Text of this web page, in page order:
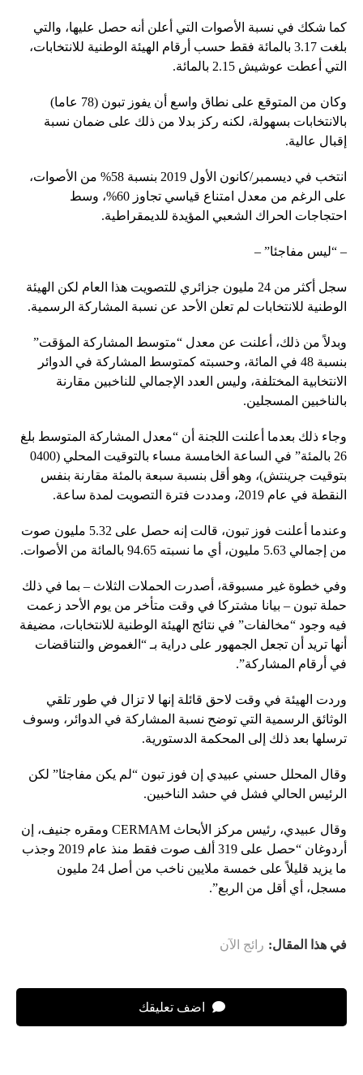
كما شكك في نسبة الأصوات التي أعلن أنه حصل عليها، والتي
بلغت 3.17 بالمائة فقط حسب أرقام الهيئة الوطنية للانتخابات،
التي أعطت عوشيش 2.15 بالمائة.
وكان من المتوقع على نطاق واسع أن يفوز تبون (78 عاما)
بالانتخابات بسهولة، لكنه ركز بدلا من ذلك على ضمان نسبة
إقبال عالية.
انتخب في ديسمبر/كانون الأول 2019 بنسبة 58% من الأصوات،
على الرغم من معدل امتناع قياسي تجاوز 60%، وسط
احتجاجات الحراك الشعبي المؤيدة للديمقراطية.
– “ليس مفاجئا” –
سجل أكثر من 24 مليون جزائري للتصويت هذا العام لكن الهيئة
الوطنية للانتخابات لم تعلن الأحد عن نسبة المشاركة الرسمية.
وبدلاً من ذلك، أعلنت عن معدل “متوسط ​​المشاركة المؤقت”
بنسبة 48 في المائة، وحسبته كمتوسط ​​المشاركة في الدوائر
الانتخابية المختلفة، وليس العدد الإجمالي للناخبين مقارنة
بالناخبين المسجلين.
وجاء ذلك بعدما أعلنت اللجنة أن “معدل المشاركة المتوسط ​​بلغ
26 بالمئة” في الساعة الخامسة مساء بالتوقيت المحلي (0400
بتوقيت جرينتش)، وهو أقل بنسبة سبعة بالمئة مقارنة بنفس
النقطة في عام 2019، ومددت فترة التصويت لمدة ساعة.
وعندما أعلنت فوز تبون، قالت إنه حصل على 5.32 مليون صوت
من إجمالي 5.63 مليون، أي ما نسبته 94.65 بالمائة من الأصوات.
وفي خطوة غير مسبوقة، أصدرت الحملات الثلاث – بما في ذلك
حملة تبون – بيانا مشتركا في وقت متأخر من يوم الأحد زعمت
فيه وجود “مخالفات” في نتائج الهيئة الوطنية للانتخابات، مضيفة
أنها تريد أن تجعل الجمهور على دراية بـ “الغموض والتناقضات
في أرقام المشاركة”.
وردت الهيئة في وقت لاحق قائلة إنها لا تزال في طور تلقي
الوثائق الرسمية التي توضح نسبة المشاركة في الدوائر، وسوف
ترسلها بعد ذلك إلى المحكمة الدستورية.
وقال المحلل حسني عبيدي إن فوز تبون “لم يكن مفاجئا” لكن
الرئيس الحالي فشل في حشد الناخبين.
وقال عبيدي، رئيس مركز الأبحاث CERMAM ومقره جنيف، إن
أردوغان “حصل على 319 ألف صوت فقط منذ عام 2019 وجذب
ما يزيد قليلاً على خمسة ملايين ناخب من أصل 24 مليون
مسجل، أي أقل من الربع”.
في هذا المقال: رائج الآن
اضف تعليقك